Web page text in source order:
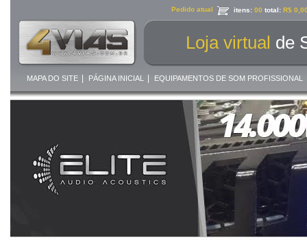
Pedido atual itens: 00 total: R$
Loja virtual de
MAPA DO SITE| PÁGINA INICIAL | EQUIPAMENTOS DE SOM PROFISSIONAL